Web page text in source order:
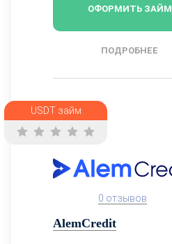
ОФОРМИТЬ ЗАЙМ
ПОДРОБНЕЕ
USDT займ
0 отзывов
AlemCredit